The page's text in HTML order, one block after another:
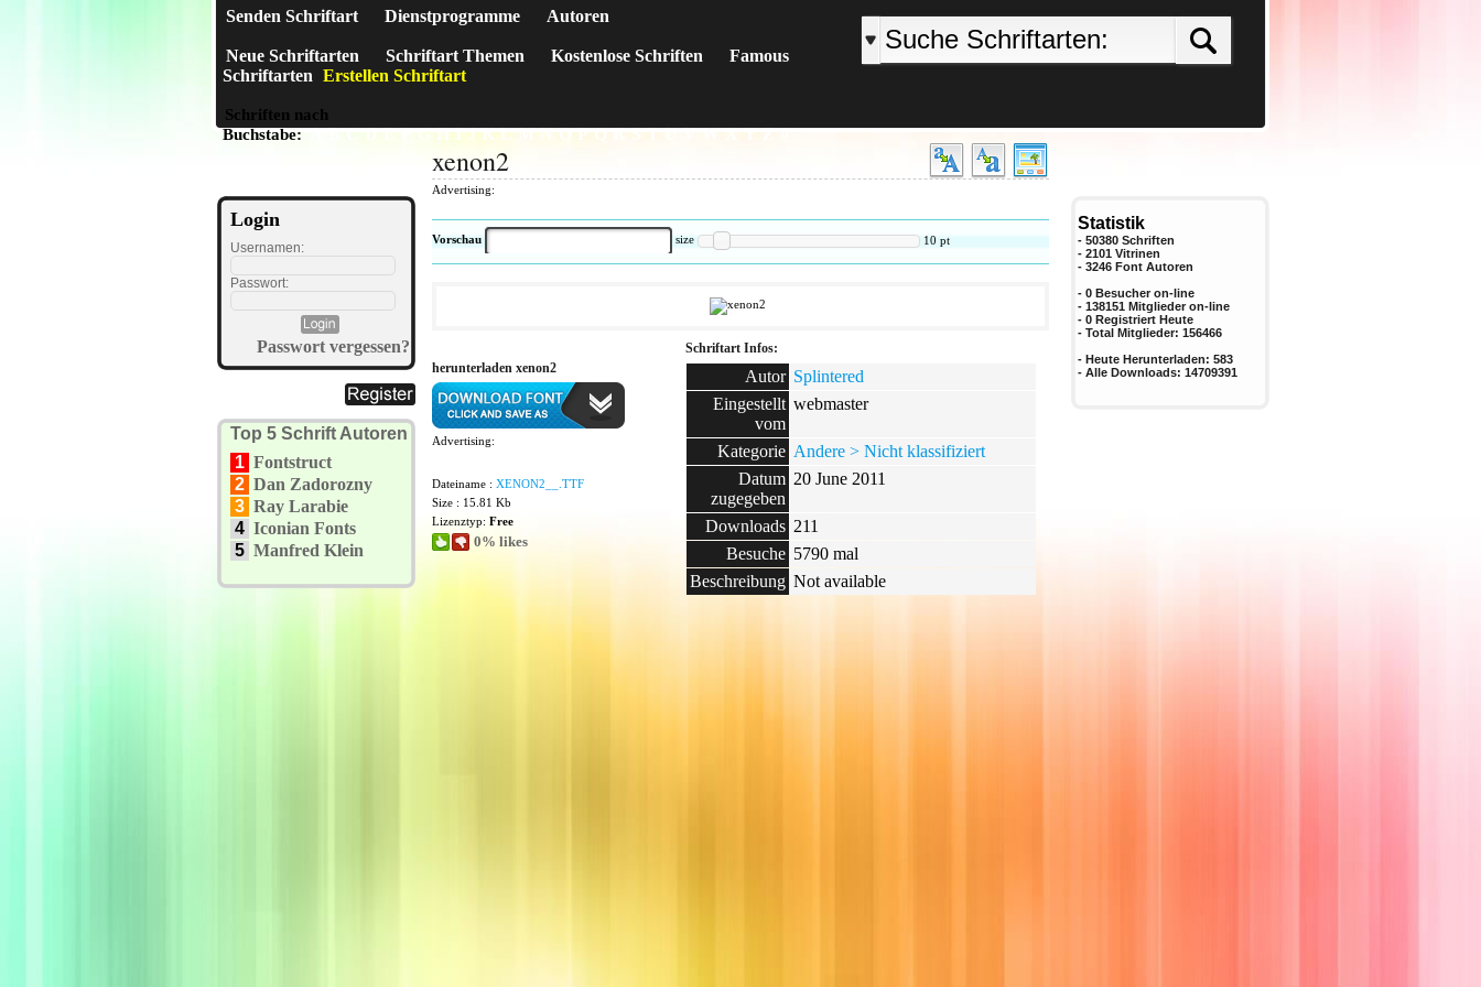
Senden Schriftart Dienstprogramme Autoren
Neue Schriftarten Schriftart Themen Kostenlose Schriften
Famous
Schriftarten Erstellen Schriftart
Schriften nach
Buchstabe: A B C D E F G H I J K L M N O P Q R S T U V W X Y Z #
Login
Usernamen:
Passwort:
Passwort vergessen?
Top 5 Schrift Autoren
1 Fontstruct
2 Dan Zadorozny
3 Ray Larabie
4 Iconian Fonts
5 Manfred Klein
xenon2
Advertising:
Vorschau size 10 pt
herunterladen xenon2
Advertising:
Dateiname : XENON2__.TTF
Size : 15.81 Kb
Lizenztyp: Free
0% likes
Schriftart Infos:
Autor Splintered
Eingestellt
vom
webmaster
Kategorie Andere > Nicht klassifiziert
Datum
zugegeben
20 June 2011
Downloads 211
Besuche 5790 mal
Beschreibung Not available
Statistik
- 50380 Schriften
- 2101 Vitrinen
- 3246 Font Autoren
- 0 Besucher on-line
- 138151 Mitglieder on-line
- 0 Registriert Heute
- Total Mitglieder: 156466
- Heute Herunterladen: 583
- Alle Downloads: 14709391